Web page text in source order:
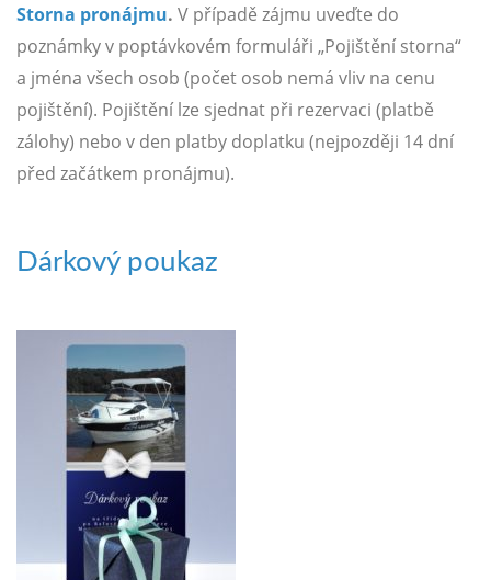
Storna pronájmu. V případě zájmu uveďte do
poznámky v poptávkovém formuláři „Pojištění storna“
a jména všech osob (počet osob nemá vliv na cenu
pojištění). Pojištění lze sjednat při rezervaci (platbě
zálohy) nebo v den platby doplatku (nejpozději 14 dní
před začátkem pronájmu).
Dárkový poukaz